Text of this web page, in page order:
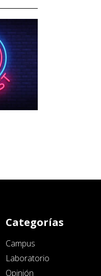
Categorías
Campus
Laboratorio
Opinión